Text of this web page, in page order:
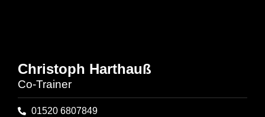
Christoph Harthauß
Co-Trainer
01520 6807849